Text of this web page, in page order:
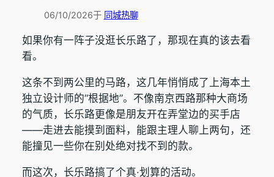
06/10/2026于 同城热聊
如果你有一阵子没逛长乐路了，那现在真的该去看
看。
这条不到两公里的马路，这几年悄悄成了上海本土
独立设计师的“根据地”。不像南京西路那种大商场
的气质，长乐路更像是朋友开在弄堂边的买手店
——走进去能摸到面料，能跟主理人聊上两句，还
能撞见一些你在别处绝对找不到的款。
而这次，长乐路搞了个真·划算的活动。